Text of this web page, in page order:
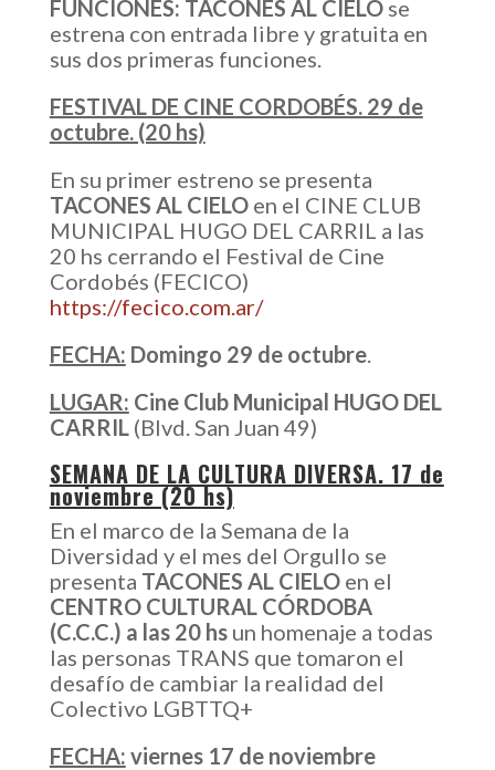
FUNCIONES: TACONES AL CIELO se
estrena con entrada libre y gratuita en
sus dos primeras funciones.
FESTIVAL DE CINE CORDOBÉS. 29 de
octubre. (20 hs)
En su primer estreno se presenta
TACONES AL CIELOen el CINE CLUB
MUNICIPAL HUGO DEL CARRIL a las
20 hs cerrando el Festival de Cine
Cordobés (FECICO)
https://fecico.com.ar/
FECHA: Domingo 29 de octubre.
LUGAR: Cine Club Municipal HUGO DEL
CARRIL(Blvd. San Juan 49)
SEMANA DE LA CULTURA DIVERSA. 17 de
noviembre (20 hs)
En el marco de la Semana de la
Diversidad y el mes del Orgullo se
presenta TACONES AL CIELO en el
CENTRO CULTURAL CÓRDOBA
(C.C.C.) a las 20 hs un homenaje a todas
las personas TRANS que tomaron el
desafío de cambiar la realidad del
Colectivo LGBTTQ+
FECHA: viernes 17 de noviembre